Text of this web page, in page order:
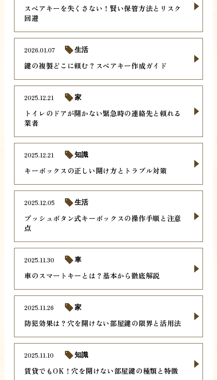
スペアキーを失くさない！賢い保管方法とリスク
回避
鍵の複製どこに頼む？スペアキー作成ガイド
2026.01.07 生活
トイレのドアが開かない緊急時の連絡先と頼れる
業者
2025.12.21 家
キーボックスの正しい開け方とトラブル対策
2025.12.21 知識
プッシュボタン式キーボックスの操作手順と注意
点
2025.12.05 生活
車のスマートキーとは？基本から徹底解説
2025.11.30 車
防犯効果は？穴を開けない部屋鍵の限界と活用法
2025.11.26 家
賃貸でもOK！穴を開けない部屋鍵の種類と特徴
2025.11.10 知識